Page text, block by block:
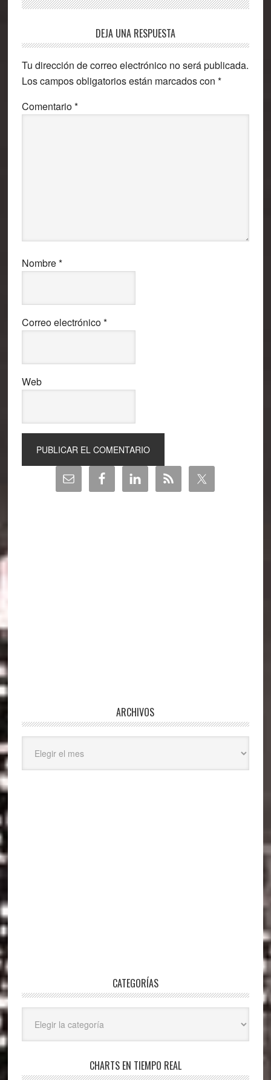
Interacciones
con
los
lectores
DEJA UNA RESPUESTA
Tu dirección de correo electrónico no será publicada.
Los campos obligatorios están marcados con *
Comentario*
Nombre*
Correo electrónico*
Web
Barra
lateral
ARCHIVOS
CATEGORÍAS
CHARTS EN TIEMPO REAL